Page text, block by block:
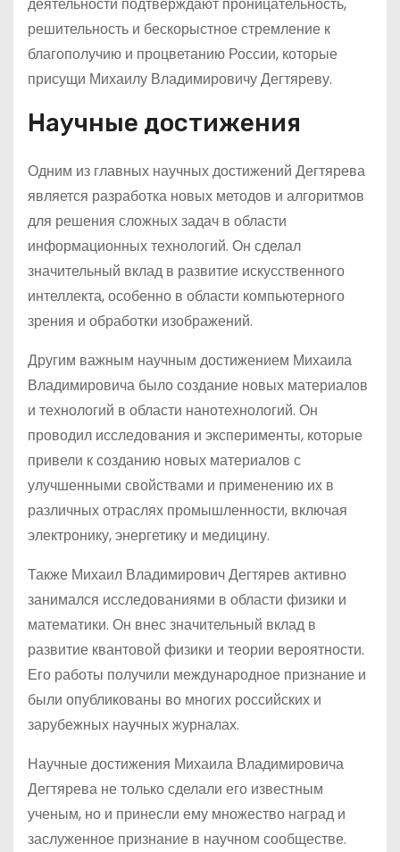
решительность и бескорыстное стремление к
благополучию и процветанию России, которые
присущи Михаилу Владимировичу Дегтяреву.
Научные достижения
Одним из главных научных достижений Дегтярева
является разработка новых методов и алгоритмов
для решения сложных задач в области
информационных технологий. Он сделал
значительный вклад в развитие искусственного
интеллекта, особенно в области компьютерного
зрения и обработки изображений.
Другим важным научным достижением Михаила
Владимировича было создание новых материалов
и технологий в области нанотехнологий. Он
проводил исследования и эксперименты, которые
привели к созданию новых материалов с
улучшенными свойствами и применению их в
различных отраслях промышленности, включая
электронику, энергетику и медицину.
Также Михаил Владимирович Дегтярев активно
занимался исследованиями в области физики и
математики. Он внес значительный вклад в
развитие квантовой физики и теории вероятности.
Его работы получили международное признание и
были опубликованы во многих российских и
зарубежных научных журналах.
Научные достижения Михаила Владимировича
Дегтярева не только сделали его известным
ученым, но и принесли ему множество наград и
заслуженное признание в научном сообществе.